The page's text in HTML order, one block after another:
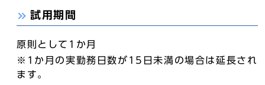
試用期間
原則として1か月
※1か月の実勤務日数が15日未満の場合は延長され
ます。